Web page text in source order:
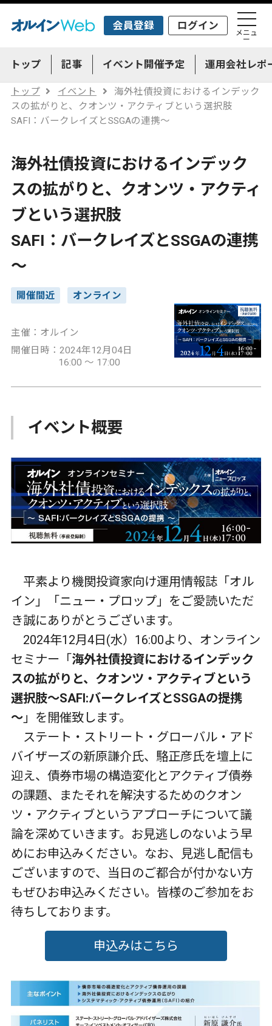
会員登録 ログイン
メニュ
ー
トップ 記事 イベント開催予定 運用会社レポ
トップ イベント
海外社債投資におけるインデック
スの拡がりと、クオンツ・アクティブという選択肢
SAFI：バークレイズとSSGAの連携～
海外社債投資におけるインデック
スの拡がりと、クオンツ・アクティ
ブという選択肢
SAFI：バークレイズとSSGAの連携
～
開催間近 オンライン
主催：オルイン
開催日時：2024年12月04日
16:00 ～ 17:00
イベント概要
平素より機関投資家向け運用情報誌「オル
イン」「ニュー・プロップ」をご愛読いただ
き誠にありがとうございます。
2024年12月4日(水）16:00より、オンライン
セミナー「海外社債投資におけるインデック
スの拡がりと、クオンツ・アクティブという
選択肢～SAFI:バークレイズとSSGAの提携
～」を開催致します。
ステート・ストリート・グローバル・アド
バイザーズの新原謙介氏、駱正彦氏を壇上に
迎え、債券市場の構造変化とアクティブ債券
の課題、またそれを解決するためのクオン
ツ・アクティブというアプローチについて議
論を深めていきます。お見逃しのないよう早
めにお申込みください。なお、見逃し配信も
ございますので、当日のご都合が付かない方
もぜひお申込みください。皆様のご参加をお
待ちしております。
申込みはこちら